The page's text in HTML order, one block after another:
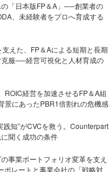
の「日本版FP＆A」──創業者の
、未経験者をプロへ育成する
えた、FP＆Aによる短期と長期
服──経営可視化と人材育成の
ROIC経営を加速させるFP＆A組
景にあったPBR1倍割れの危機感
践知”がCVCを救う。Counterpart
聞く成功の条件
事業ポートフォリオ変革を支え
ポレートと事業会社の「戦略対